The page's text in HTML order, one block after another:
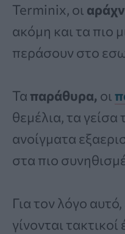
Terminix, οι
ακόμη και τα πιο
περάσουν στο
Τα παράθυρα, οι
θεμέλια, τα γείσα
ανοίγματα
στα πιο
Για τον λόγο
γίνονται τακτικοί